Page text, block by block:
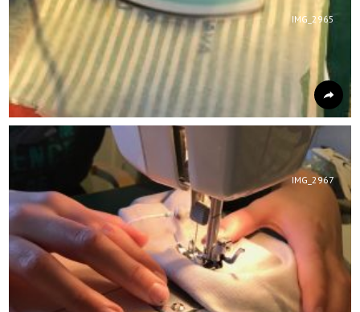
IMG_2965
IMG_2967